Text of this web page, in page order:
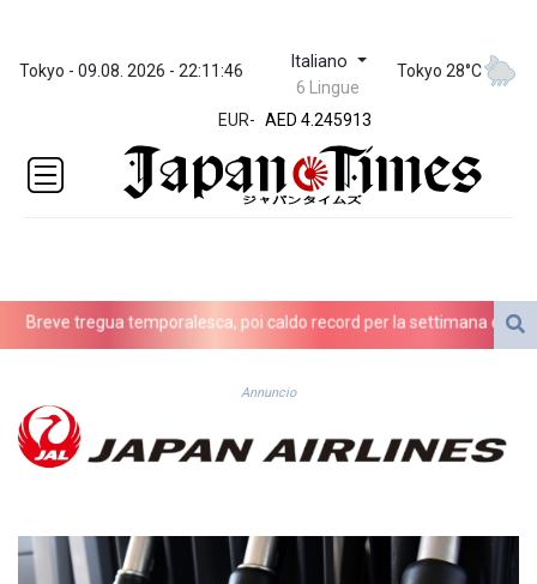
Tokyo - 09.08. 2026 - 22:11:46 Italiano
6 Lingue
Tokyo 28°C
EUR-
ZWL 372.275202
AED 4.245913
AED 4.245913
AFN 76.887634
ALL 93.218842
AMD
ARS
1724.882567
AWG 2.082489
BAM 1.955776
BBD 2.321671
BIF 3451.157116
BMD 1.156136
Breve tregua temporalesca, poi caldo record per la settimana di
Annuncio